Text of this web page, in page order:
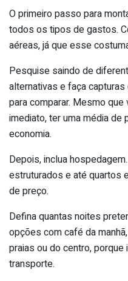
O primeiro passo para
todos os tipos de gastos.
aéreas, já que esse
Pesquise saindo de
alternativas e faça
para comparar. Mesmo
imediato, ter uma média de
economia.
Depois, inclua
estruturados e até quartos
de preço.
Defina quantas noites
opções com café da
praias ou do centro,
transporte.